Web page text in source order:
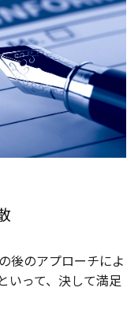
後のアプローチによ
いって、決して満足